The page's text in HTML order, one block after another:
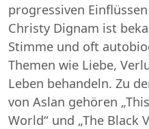
progressiven
Christy Dignam ist
Stimme und oft
Themen wie Liebe,
Leben behandeln. Zu
von Aslan gehören
World“ und „The Black